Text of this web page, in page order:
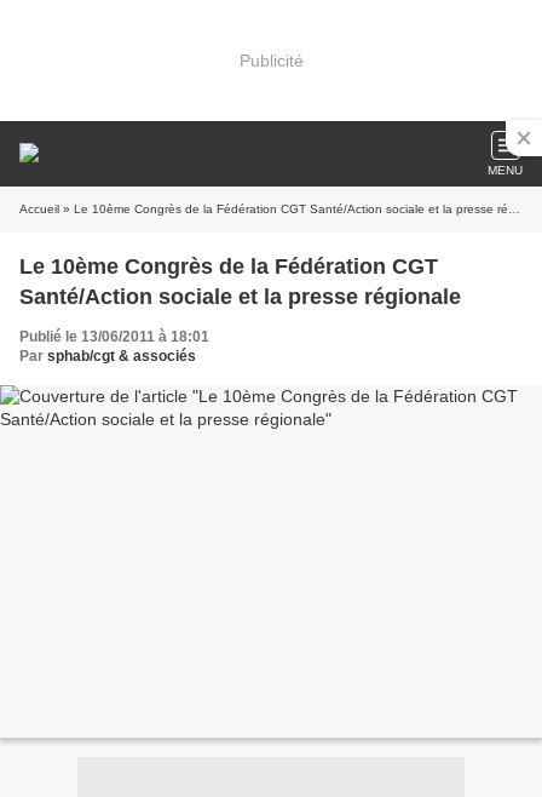
Publicité
MENU
Accueil » Le 10ème Congrès de la Fédération CGT Santé/Action sociale et la presse régionale
Le 10ème Congrès de la Fédération CGT
Santé/Action sociale et la presse régionale
Publié le 13/06/2011 à 18:01
Par sphab/cgt & associés